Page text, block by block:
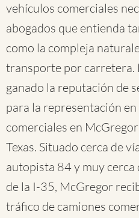
vehículos comerciales
abogados que entienda
como la compleja
transporte por carretera.
ganado la reputación de
para la representación
comerciales en
Texas. Situado cerca de
autopista 84 y muy
de la I-35, McGregor
tráfico de camiones